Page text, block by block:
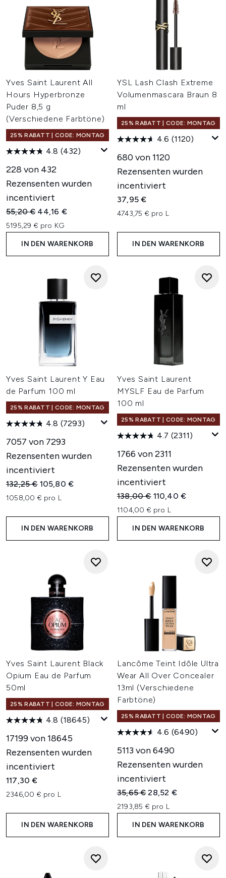
Yves Saint Laurent All
Hours Hyperbronze
Puder 8,5 g
(Verschiedene Farbtöne)
25% RABATT | CODE: MONTAG
4.8 (432)
228 von 432
Rezensenten wurden
incentiviert
Unverbindliche Preisempfehlung:
55,20 € Aktueller Preis:
44,16 €
5195,29 € pro KG
IN DEN WARENKORB
YSL Lash Clash Extreme
Volumenmascara Braun 8
ml
25% RABATT | CODE: MONTAG
4.6 (1120)
680 von 1120
Rezensenten wurden
incentiviert
37,95 €
4743,75 € pro L
IN DEN WARENKORB
Yves Saint Laurent Y Eau
de Parfum 100 ml
25% RABATT | CODE: MONTAG
4.8 (7293)
7057 von 7293
Rezensenten wurden
incentiviert
Unverbindliche Preisempfehlung:
132,25 € Aktueller Preis:
105,80 €
1058,00 € pro L
IN DEN WARENKORB
Yves Saint Laurent
MYSLF Eau de Parfum
100 ml
25% RABATT | CODE: MONTAG
4.7 (2311)
1766 von 2311
Rezensenten wurden
incentiviert
Unverbindliche
138,00 € Aktueller Preis:
110,40 €
1104,00 € pro L
IN DEN WARENKORB
Yves Saint Laurent Black
Opium Eau de Parfum
50ml
25% RABATT | CODE: MONTAG
4.8 (18645)
17199 von 18645
Rezensenten wurden
incentiviert
117,30 €
2346,00 € pro L
IN DEN WARENKORB
Lancôme Teint Idôle Ultra
Wear All Over Concealer
13ml (Verschiedene
Farbtöne)
25% RABATT | CODE: MONTAG
4.6 (6490)
5113 von 6490
Rezensenten wurden
incentiviert
Unverbindliche
35,65 €Aktueller Preis:
28,52 €
2193,85 € pro L
IN DEN WARENKORB